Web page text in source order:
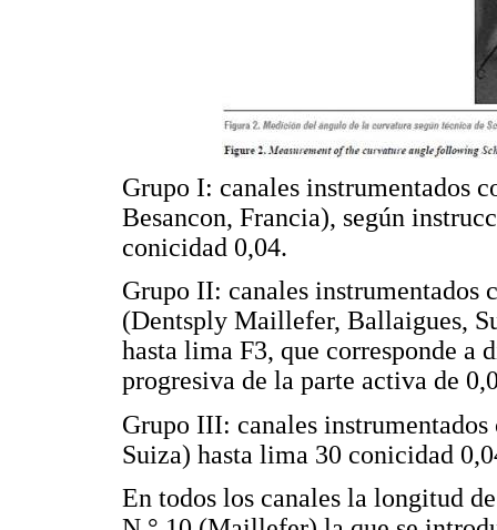
Grupo I: canales instrumentados
Besancon, Francia), según
conicidad 0,04.
Grupo II: canales instrumentados
(Dentsply Maillefer, Ballaigues,
hasta lima F3, que corresponde a
progresiva de la parte activa de
Grupo III: canales
Suiza) hasta lima 30 conicidad
En todos los canales la longitud